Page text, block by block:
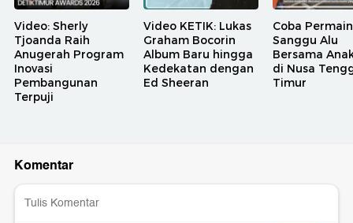
Video: Sherly
Tjoanda Raih
Anugerah Program
Inovasi
Pembangunan
Terpuji
Video KETIK: Lukas
Graham Bocorin
Album Baru hingga
Kedekatan dengan
Ed Sheeran
Coba
Sanggu Alu
Bersama
di Nusa
Timur